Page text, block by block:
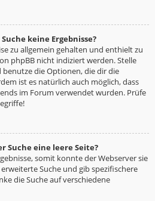
keine Ergebnisse?
zu allgemein gehalten und enthielt zu
phpBB nicht indiziert werden. Stelle
benutze die Optionen, die dir die
ist es natürlich auch möglich, dass
im Forum verwendet wurden. Prüfe
Suche eine leere Seite?
somit konnte der Webserver sie
Suche und gib spezifischere
die Suche auf verschiedene